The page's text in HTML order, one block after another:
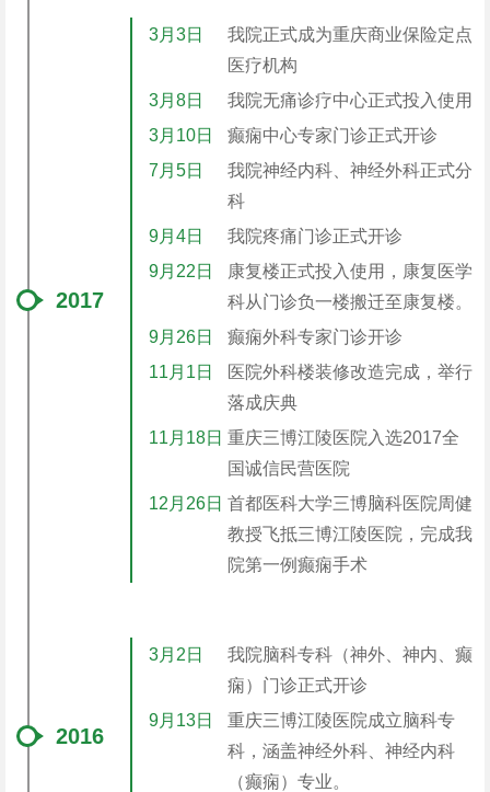
2017
3月3日
我院正式成为重庆商业保险定点
医疗机构
3月8日
我院无痛诊疗中心正式投入使用
3月10日
癫痫中心专家门诊正式开诊
7月5日
我院神经内科、神经外科正式分
科
9月4日
我院疼痛门诊正式开诊
9月22日
康复楼正式投入使用，康复医学
科从门诊负一楼搬迁至康复楼。
9月26日
癫痫外科专家门诊开诊
11月1日
医院外科楼装修改造完成，举行
落成庆典
11月18日 重庆三博江陵医院入选2017全
国诚信民营医院
12月26日 首都医科大学三博脑科医院周健
教授飞抵三博江陵医院，完成我
院第一例癫痫手术
2016
3月2日
我院脑科专科（神外、神内、癫
痫）门诊正式开诊
9月13日
重庆三博江陵医院成立脑科专
科，涵盖神经外科、神经内科
（癫痫）专业。